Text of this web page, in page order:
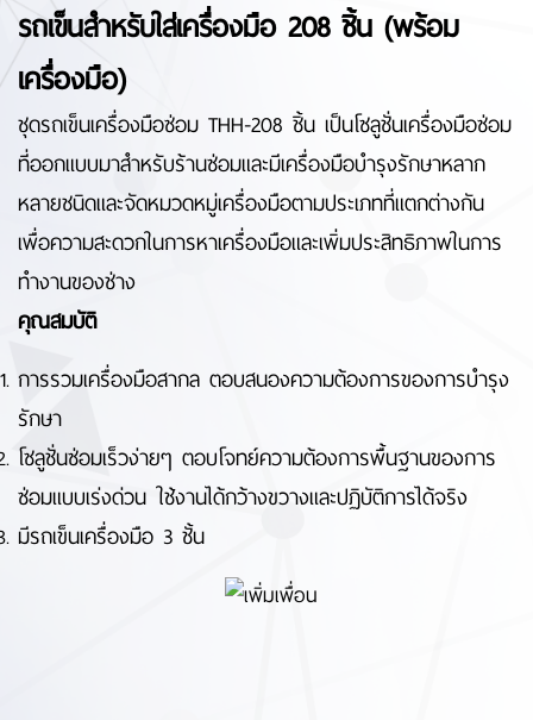
รถเข็นสำหรับใส่เครื่องมือ 208 ชิ้น (พร้อม
เครื่องมือ)
ชุดรถเข็นเครื่องมือซ่อม THH-208 ชิ้น เป็นโซลูชั่นเครื่องมือซ่อม
ที่ออกแบบมาสำหรับร้านซ่อมและมีเครื่องมือบำรุงรักษาหลาก
หลายชนิดและจัดหมวดหมู่เครื่องมือตามประเภทที่แตกต่างกัน
เพื่อความสะดวกในการหาเครื่องมือและเพิ่มประสิทธิภาพในการ
ทำงานของช่าง
คุณสมบัติ
การรวมเครื่องมือสากล ตอบสนองความต้องการของการบำรุง
รักษา
โซลูชั่นซ่อมเร็วง่ายๆ ตอบโจทย์ความต้องการพื้นฐานของการ
ซ่อมแบบเร่งด่วน ใช้งานได้กว้างขวางและปฏิบัติการได้จริง
มีรถเข็นเครื่องมือ 3 ชั้น